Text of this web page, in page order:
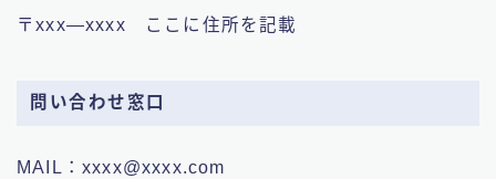
〒xxx―xxxx ここに住所を記載
問い合わせ窓口
MAIL：xxxx@xxxx.com